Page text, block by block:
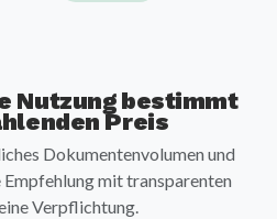
Nutzung bestimmt
Preis
Dokumentenvolumen und
mit transparenten
Verpflichtung.